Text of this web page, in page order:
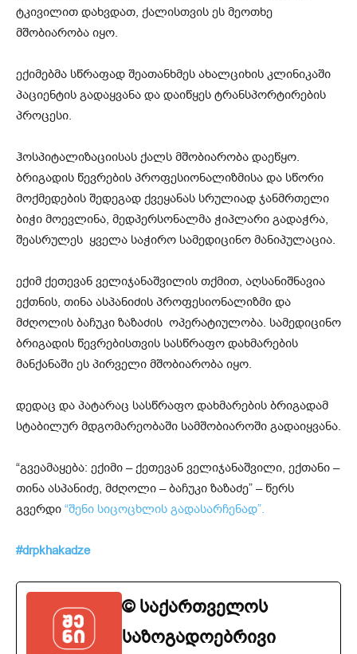
ტკივილით დახვდათ, ქალისთვის ეს მეოთხე
მშობიარობა იყო.
ექიმებმა სწრაფად შეათანხმეს ახალციხის კლინიკაში
პაციენტის გადაყვანა და დაიწყეს ტრანსპორტირების
პროცესი.
ჰოსპიტალიზაციისას ქალს მშობიარობა დაეწყო.
ბრიგადის წევრების პროფესიონალიზმისა და სწორი
მოქმედების შედეგად ქვეყანას სრულიად ჯანმრთელი
ბიჭი მოევლინა, მედპერსონალმა ჭიპლარი გადაჭრა,
შეასრულეს ყველა საჭირო სამედიცინო მანიპულაცია.
ექიმ ქეთევან ველიჯანაშვილის თქმით, აღსანიშნავია
ექთნის, თინა ასპანიძის პროფესიონალიზმი და
მძღოლის ბაჩუკი ზაზაძის ოპერატიულობა. სამედიცინო
ბრიგადის წევრებისთვის სასწრაფო დახმარების
მანქანაში ეს პირველი მშობიარობა იყო.
დედაც და პატარაც სასწრაფო დახმარების ბრიგადამ
სტაბილურ მდგომარეობაში სამშობიაროში გადაიყვანა.
“გვეამაყება: ექიმი – ქეთევან ველიჯანაშვილი, ექთანი –
თინა ასპანიძე, მძღოლი – ბაჩუკი ზაზაძე” – წერს
გვერდი “შენი სიცოცხლის გადასარჩენად”.
#drpkhakadze
© საქართველოს
საზოგადოებრივი